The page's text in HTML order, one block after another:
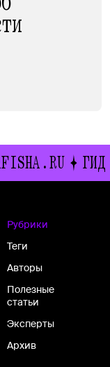
ГИД
Рубрики
Теги
Авторы
Полезные
статьи
Эксперты
Архив